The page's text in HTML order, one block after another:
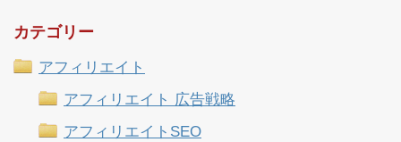
カテゴリー
アフィリエイト
アフィリエイト 広告戦略
アフィリエイトSEO